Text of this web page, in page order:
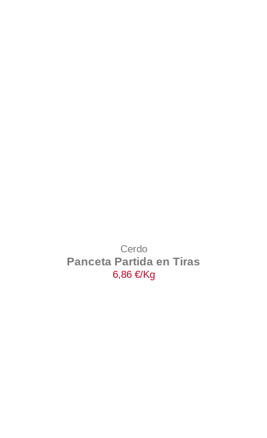
Cerdo
Panceta Partida en Tiras
6,86 €/Kg